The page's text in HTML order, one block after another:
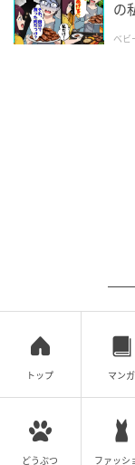
※本記事の内容は
るとは限りませ
※ベビーカレン
めた読者様の体
時期：2026年3月
監修者：医師 医
理事長・院長 菊
の
ベビ
トップ マンガ
どうぶつ ファッシ